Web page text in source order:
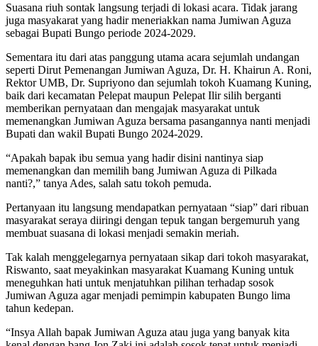
Suasana riuh sontak langsung terjadi di lokasi acara. Tidak jarang
juga masyakarat yang hadir meneriakkan nama Jumiwan Aguza
sebagai Bupati Bungo periode 2024-2029.
Sementara itu dari atas panggung utama acara sejumlah undangan
seperti Dirut Pemenangan Jumiwan Aguza, Dr. H. Khairun A. Roni,
Rektor UMB, Dr. Supriyono dan sejumlah tokoh Kuamang Kuning,
baik dari kecamatan Pelepat maupun Pelepat Ilir silih berganti
memberikan pernyataan dan mengajak masyarakat untuk
memenangkan Jumiwan Aguza bersama pasangannya nanti menjadi
Bupati dan wakil Bupati Bungo 2024-2029.
“Apakah bapak ibu semua yang hadir disini nantinya siap
memenangkan dan memilih bang Jumiwan Aguza di Pilkada
nanti?,” tanya Ades, salah satu tokoh pemuda.
Pertanyaan itu langsung mendapatkan pernyataan “siap” dari ribuan
masyarakat seraya diiringi dengan tepuk tangan bergemuruh yang
membuat suasana di lokasi menjadi semakin meriah.
Tak kalah menggelegarnya pernyataan sikap dari tokoh masyarakat,
Riswanto, saat meyakinkan masyarakat Kuamang Kuning untuk
meneguhkan hati untuk menjatuhkan pilihan terhadap sosok
Jumiwan Aguza agar menjadi pemimpin kabupaten Bungo lima
tahun kedepan.
“Insya Allah bapak Jumiwan Aguza atau juga yang banyak kita